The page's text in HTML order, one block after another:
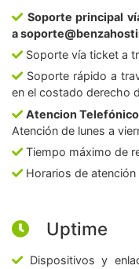
Soporte principal
a
Soporte vía ticket a
Soporte rápido a
en el costado derecho
Atencion Telefónico
Atención de lunes a
Tiempo máximo de
Horarios de atención
Uptime
Dispositivos y